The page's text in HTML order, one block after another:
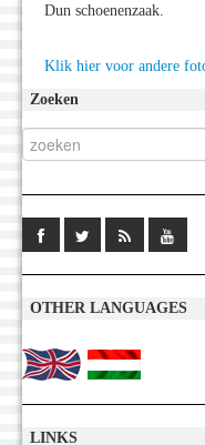
Dun schoenenzaak.
Klik hier voor andere
Zoeken
OTHER LANGUAGES
LINKS